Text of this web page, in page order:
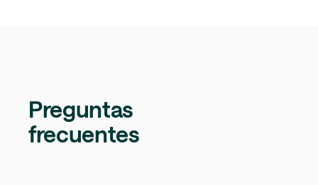
Preguntas
frecuentes